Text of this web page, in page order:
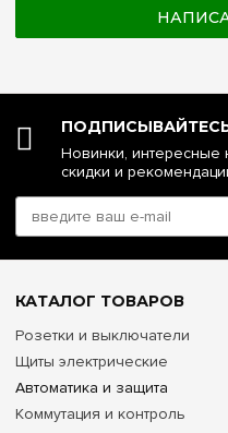
Новинки, интересные
скидки и
КАТАЛОГ ТОВАРОВ
Розетки и выключатели
Щиты электрические
Автоматика и защита
Коммутация и контроль